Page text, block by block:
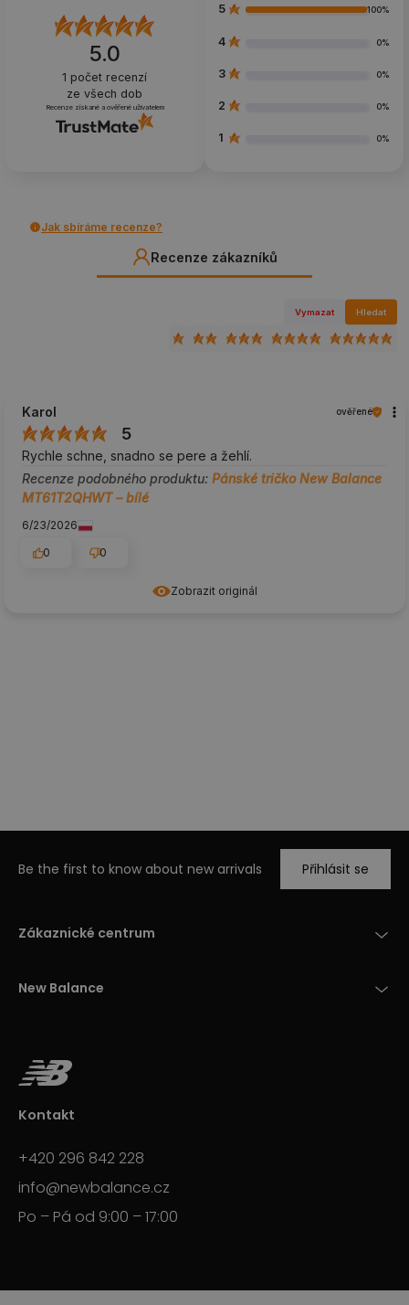
5.0
1 počet recenzí
ze všech dob
Recenze získané a ověřené uživatelem
5 100%
4 0%
3 0%
2 0%
1 0%
Jak sbíráme recenze?
Recenze zákazníků
Vymazat Hledat
Zobrazit originál
Karol ověřené
5
Rychle schne, snadno se pere a žehlí.
Recenze podobného produktu: Pánské tričko New Balance
MT61T2QHWT – bílé
6/23/2026
0
0
Be the first to know about new arrivals Přihlásit se
Zákaznické centrum
New Balance
Kontakt
+420 296 842 228
info@newbalance.cz
Po – Pá od 9:00 – 17:00